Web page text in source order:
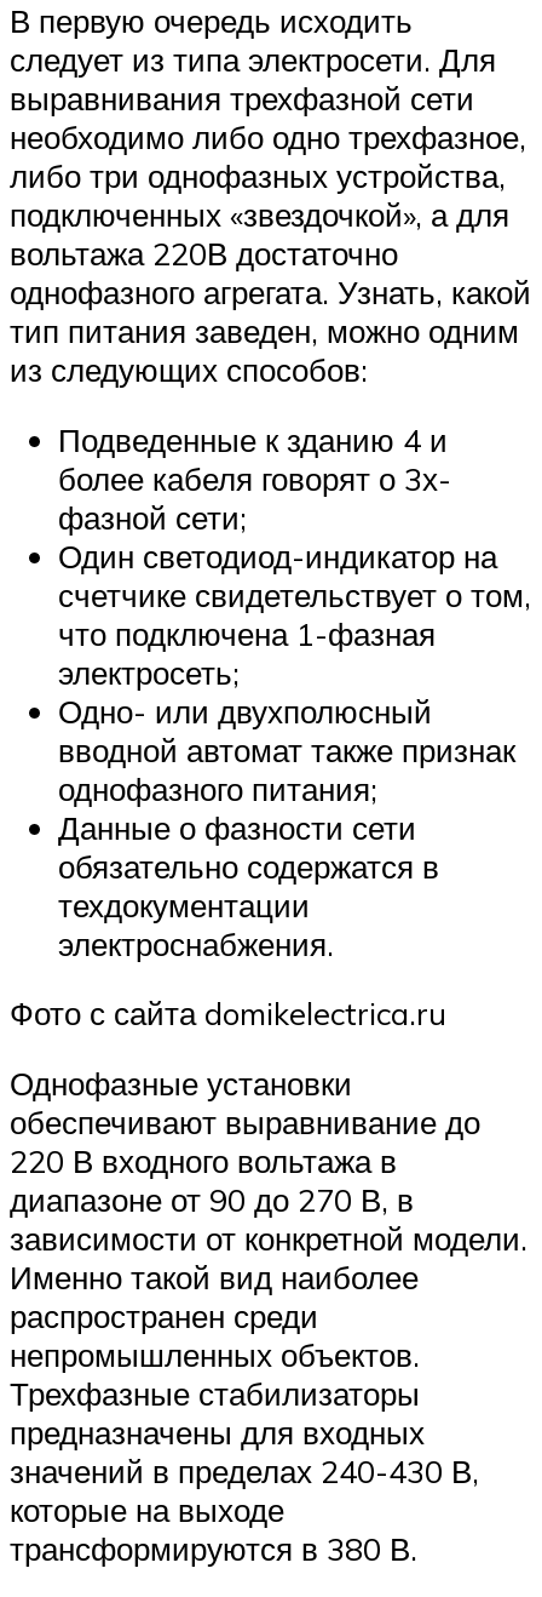
В первую очередь исходить
следует из типа электросети. Для
выравнивания трехфазной сети
необходимо либо одно трехфазное,
либо три однофазных устройства,
подключенных «звездочкой», а для
вольтажа 220В достаточно
однофазного агрегата. Узнать, какой
тип питания заведен, можно одним
из следующих способов:
Подведенные к зданию 4 и
более кабеля говорят о 3х-
фазной сети;
Один светодиод-индикатор на
счетчике свидетельствует о том,
что подключена 1-фазная
электросеть;
Одно- или двухполюсный
вводной автомат также признак
однофазного питания;
Данные о фазности сети
обязательно содержатся в
техдокументации
электроснабжения.
Фото с сайта domikelectrica.ru
Однофазные установки
обеспечивают выравнивание до
220 В входного вольтажа в
диапазоне от 90 до 270 В, в
зависимости от конкретной модели.
Именно такой вид наиболее
распространен среди
непромышленных объектов.
Трехфазные стабилизаторы
предназначены для входных
значений в пределах 240-430 В,
которые на выходе
трансформируются в 380 В.